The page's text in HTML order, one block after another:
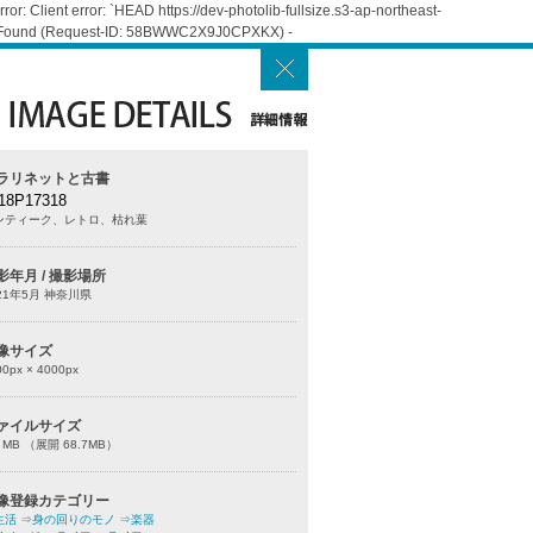
Client error: `HEAD https://dev-photolib-fullsize.s3-ap-northeast-
(Request-ID: 58BWWC2X9J0CPXKX) -
リネットと古書
ティーク、レトロ、枯れ葉
年月 / 撮影場所
年5月 神奈川県
サイズ
px × 4000px
イルサイズ
（展開 68.7MB）
登録カテゴリー
活 ⇒身の回りのモノ ⇒楽器